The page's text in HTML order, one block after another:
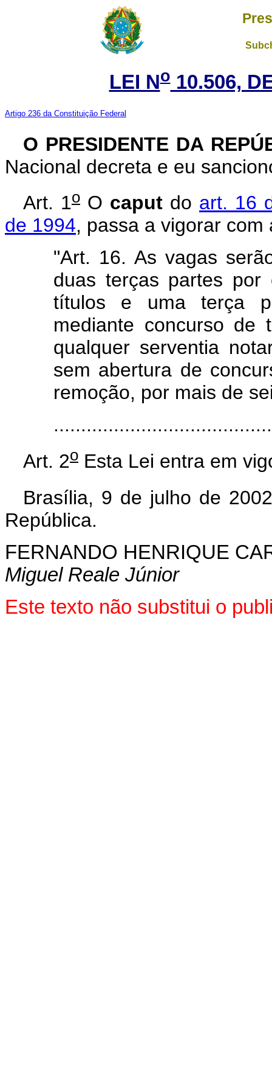
LEI No10.506,
Artigo 236 da Constituição Federal
O PRESIDENTE DA
Nacional decreta e eu
Art. 1o O caput do art. 16
de 1994, passa a vigorar
"Art. 16. As vagas
duas terças partes por
títulos e uma terça
mediante concurso de
qualquer serventia
sem abertura de
remoção, por mais de
Art. 2o Esta Lei entra em
Brasília, 9 de julho de
República.
FERNANDO HENRIQUE
Miguel Reale Júnior
Este texto não substitui o